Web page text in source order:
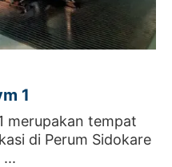
1
merupakan tempat
di Perum Sidokare